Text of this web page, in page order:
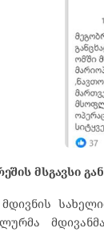
მსგავსი